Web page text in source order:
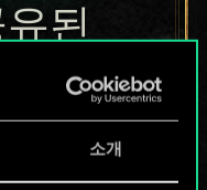
소개
된
나지
한